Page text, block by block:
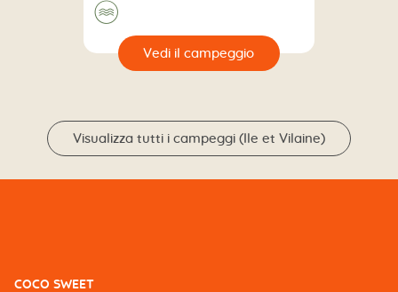
🌊
Visualizza tutti i campeggi (Ile et Vilaine)
COCO SWEET